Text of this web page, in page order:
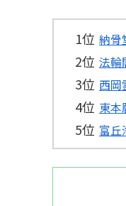
納骨
法輪
西岡
東本
富丘